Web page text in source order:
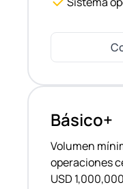
Básico+
Volumen
operaciones
USD 1,000,000